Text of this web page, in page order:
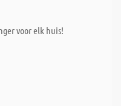
voor elk huis!